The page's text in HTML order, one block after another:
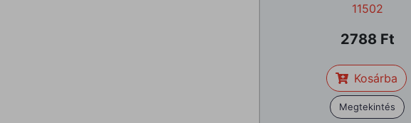
11502
2788
Kosárba
Megtekintés